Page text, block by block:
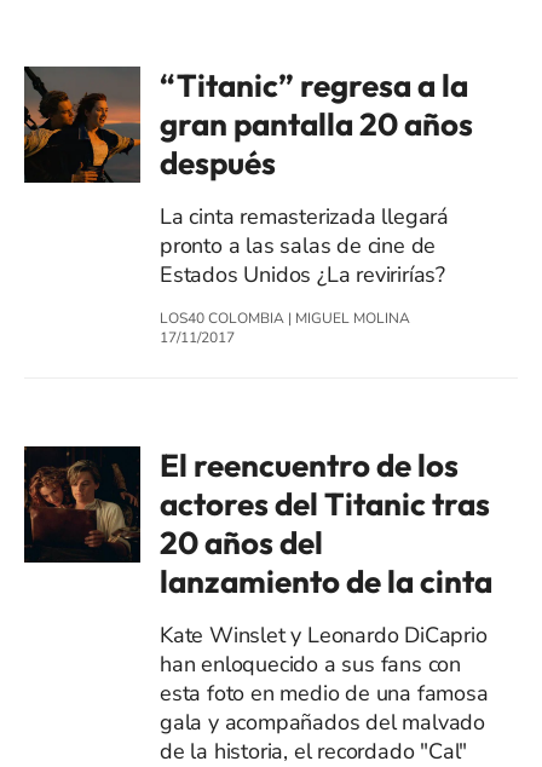
“Titanic” regresa a la
gran pantalla 20 años
después
La cinta remasterizada llegará
pronto a las salas de cine de
Estados Unidos ¿La revirirías?
LOS40 COLOMBIA | MIGUEL MOLINA
17/11/2017
El reencuentro de los
actores del Titanic tras
20 años del
lanzamiento de la cinta
Kate Winslet y Leonardo DiCaprio
han enloquecido a sus fans con
esta foto en medio de una famosa
gala y acompañados del malvado
de la historia, el recordado "Cal"